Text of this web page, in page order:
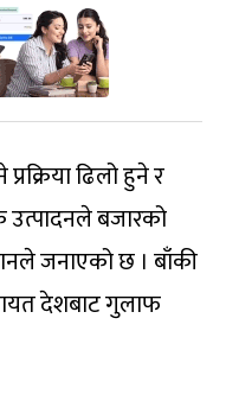
ढिलो हुने र
बजारको
जनाएको छ । बाँकी
देशबाट गुलाफ